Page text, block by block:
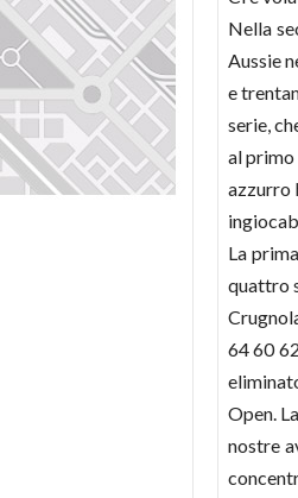
Nella
Aussie
e
serie,
al primo
azzurro
La
quattro
64 60
Open.
nostre